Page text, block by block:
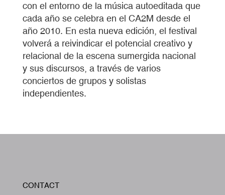
con el entorno de la música autoeditada que
cada año se celebra en el CA2M desde el
año 2010. En esta nueva edición, el festival
volverá a reivindicar el potencial creativo y
relacional de la escena sumergida nacional
y sus discursos, a través de varios
conciertos de grupos y solistas
independientes.
CONTACT